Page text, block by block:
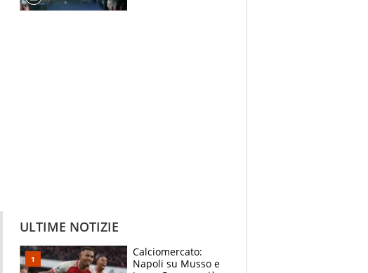
ULTIME NOTIZIE
Calciomercato:
Napoli su Musso e